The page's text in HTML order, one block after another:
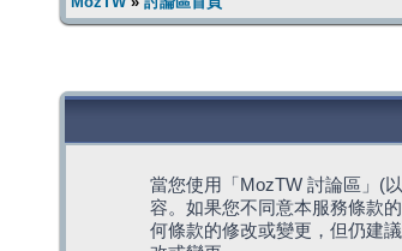
當您使用「MozTW 討論區」(
容。如果您不同意本服務條款
何條款的修改或變更，但仍建